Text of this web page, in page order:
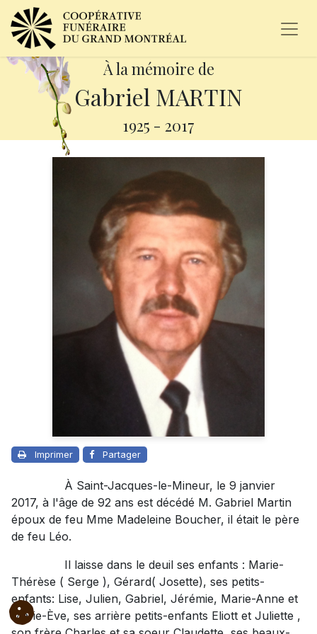
À la mémoire de
Gabriel MARTIN
1925 - 2017
Imprimer Partager
À Saint-Jacques-le-Mineur, le 9 janvier
2017, à l'âge de 92 ans est décédé M. Gabriel Martin
époux de feu Mme Madeleine Boucher, il était le père
de feu Léo.
Il laisse dans le deuil ses enfants : Marie-
Thérèse ( Serge ), Gérard( Josette), ses petits-
enfants: Lise, Julien, Gabriel, Jérémie, Marie-Anne et
Marie-Ève, ses arrière petits-enfants Eliott et Juliette ,